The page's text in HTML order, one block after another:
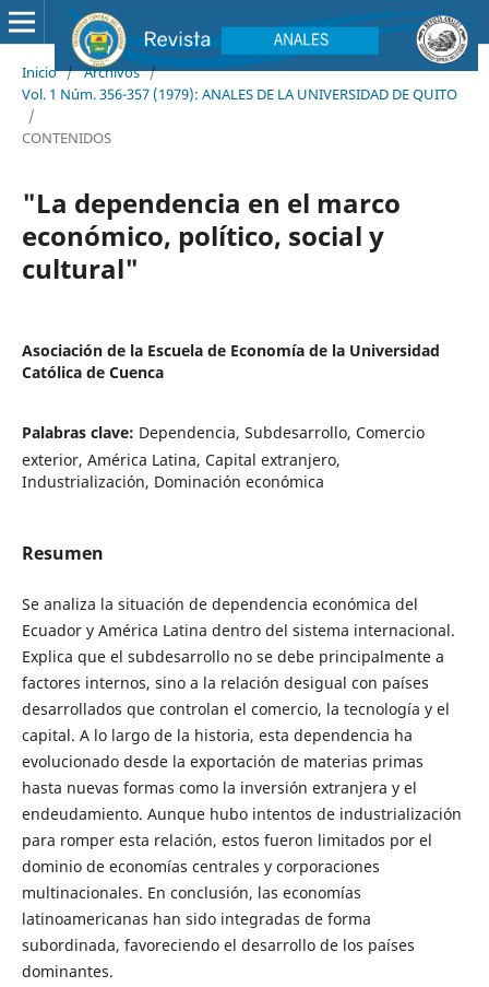
Inicio / Archivos /
Vol. 1 Núm. 356-357 (1979): ANALES DE LA UNIVERSIDAD DE QUITO
/
CONTENIDOS
"La dependencia en el marco
económico, político, social y
cultural"
Asociación de la Escuela de Economía de la Universidad
Católica de Cuenca
Palabras clave: Dependencia, Subdesarrollo, Comercio
exterior, América Latina, Capital extranjero,
Industrialización, Dominación económica
Resumen
Se analiza la situación de dependencia económica del
Ecuador y América Latina dentro del sistema internacional.
Explica que el subdesarrollo no se debe principalmente a
factores internos, sino a la relación desigual con países
desarrollados que controlan el comercio, la tecnología y el
capital. A lo largo de la historia, esta dependencia ha
evolucionado desde la exportación de materias primas
hasta nuevas formas como la inversión extranjera y el
endeudamiento. Aunque hubo intentos de industrialización
para romper esta relación, estos fueron limitados por el
dominio de economías centrales y corporaciones
multinacionales. En conclusión, las economías
latinoamericanas han sido integradas de forma
subordinada, favoreciendo el desarrollo de los países
dominantes.